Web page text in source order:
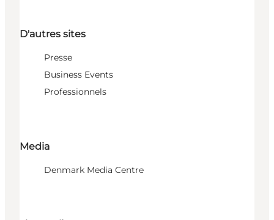
D'autres sites
Presse
Business Events
Professionnels
Media
Denmark Media Centre